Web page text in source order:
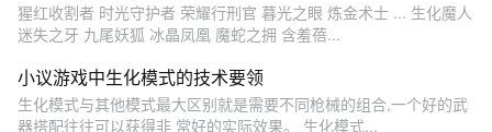
猩红收割者 时光守护者 荣耀行刑官 暮光之眼 炼金术士 ... 生化魔人
迷失之牙 九尾妖狐 冰晶凤凰 魔蛇之拥 含羞蓓...
小议游戏中生化模式的技术要领
生化模式与其他模式最大区别就是需要不同枪械的组合,一个好的武
器搭配往往可以获得非 常好的实际效果。 生化模式...